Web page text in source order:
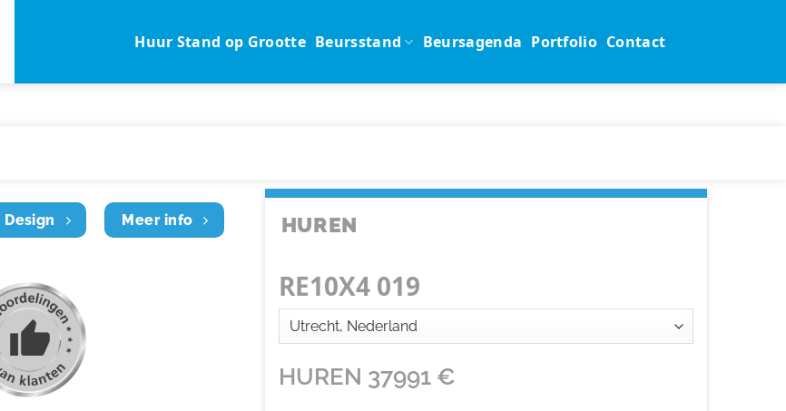
Huur Stand op Grootte Beursstand Beursagenda Portfolio Contact
Design Meer info HUREN
RE10X4 019
HUREN 37991€